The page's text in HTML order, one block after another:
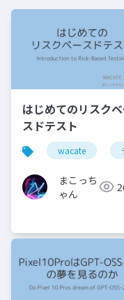
はじめてのリスク
スドテスト
wacate
まこっち
ゃん